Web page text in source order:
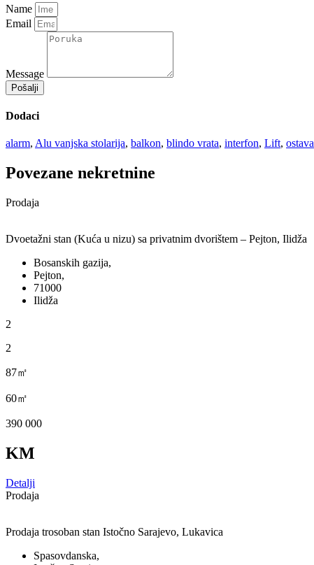
Name
Email
Message
Pošalji
Dodaci
alarm, Alu vanjska stolarija, balkon, blindo vrata, interfon, Lift, ostava
Povezane nekretnine
Prodaja
Dvoetažni stan (Kuća u nizu) sa privatnim dvorištem – Pejton, Ilidža
Bosanskih gazija,
Pejton,
71000
Ilidža
2
2
87㎡
60㎡
390 000
KM
Detalji
Prodaja
Prodaja trosoban stan Istočno Sarajevo, Lukavica
Spasovdanska,